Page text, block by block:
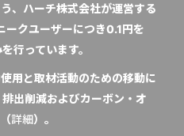
、ハーチ株式会社が運営する
ークユーザーにつき0.1円を
行っています。
用と取材活動のための移動に
出削減およびカーボン・オ
詳細）。